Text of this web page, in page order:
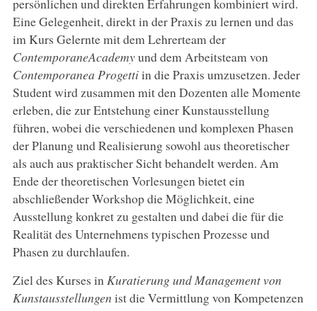
Eine Gelegenheit, direkt in der Praxis zu lernen und das
im Kurs Gelernte mit dem Lehrerteam der
ContemporaneAcademyund dem Arbeitsteam von
Contemporanea Progettiin die Praxis umzusetzen. Jeder
Student wird zusammen mit den Dozenten alle Momente
erleben, die zur Entstehung einer Kunstausstellung
führen, wobei die verschiedenen und komplexen Phasen
der Planung und Realisierung sowohl aus theoretischer
als auch aus praktischer Sicht behandelt werden. Am
Ende der theoretischen Vorlesungen bietet ein
abschließender Workshop die Möglichkeit, eine
Ausstellung konkret zu gestalten und dabei die für die
Realität des Unternehmens typischen Prozesse und
Phasen zu durchlaufen.
Ziel des Kurses in Kuratierung und Management von
Kunstausstellungen ist die Vermittlung von Kompetenzen